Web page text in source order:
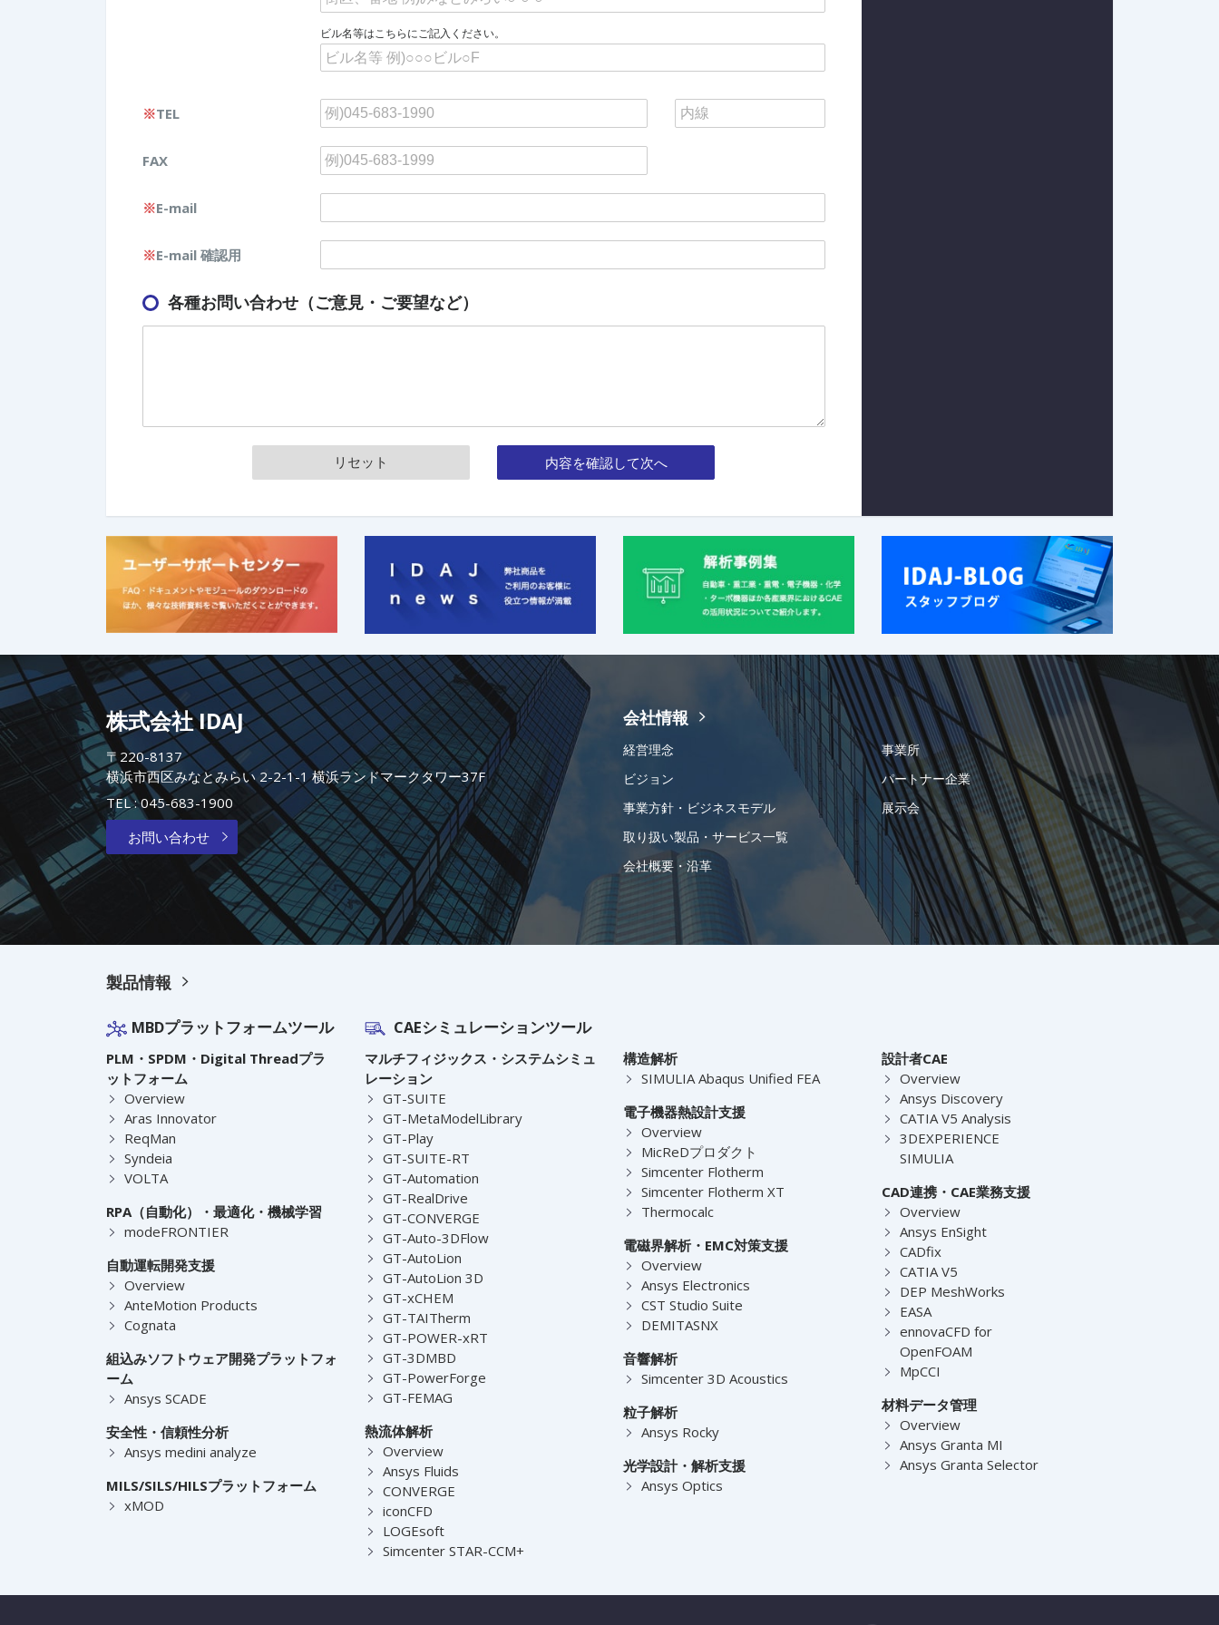
ビル名等はこちらにご記入ください。
※TEL
FAX
※E-mail
※E-mail 確認用
各種お問い合わせ（ご意見・ご要望など）
内容を確認して次へ
株式会社 IDAJ
〒220-8137
横浜市西区みなとみらい 2-2-1-1 横浜ランドマークタワー37F
TEL :045-683-1900
お問い合わせ
会社情報
経営理念
ビジョン
事業方針・ビジネスモデル
取り扱い製品・サービス一覧
会社概要・沿革
事業所
パートナー企業
展示会
製品情報
MBDプラットフォームツール
PLM・SPDM・Digital Threadプラ
ットフォーム
Overview
Aras Innovator
ReqMan
Syndeia
VOLTA
RPA（自動化）・最適化・機械学習
modeFRONTIER
自動運転開発支援
Overview
AnteMotion Products
Cognata
組込みソフトウェア開発プラットフォ
ーム
Ansys SCADE
安全性・信頼性分析
Ansys medini analyze
MILS/SILS/HILSプラットフォーム
xMOD
CAEシミュレーションツール
マルチフィジックス・システムシミュ
レーション
GT-SUITE
GT-MetaModelLibrary
GT-Play
GT-SUITE-RT
GT-Automation
GT-RealDrive
GT-CONVERGE
GT-Auto-3DFlow
GT-AutoLion
GT-AutoLion 3D
GT-xCHEM
GT-TAITherm
GT-POWER-xRT
GT-3DMBD
GT-PowerForge
GT-FEMAG
熱流体解析
Overview
Ansys Fluids
CONVERGE
iconCFD
LOGEsoft
Simcenter STAR-CCM+
構造解析
SIMULIA Abaqus Unified FEA
電子機器熱設計支援
Overview
MicReDプロダクト
Simcenter Flotherm
Simcenter Flotherm XT
Thermocalc
電磁界解析・EMC対策支援
Overview
Ansys Electronics
CST Studio Suite
DEMITASNX
音響解析
Simcenter 3D Acoustics
粒子解析
Ansys Rocky
光学設計・解析支援
Ansys Optics
設計者CAE
Overview
Ansys Discovery
CATIA V5 Analysis
3DEXPERIENCE
SIMULIA
CAD連携・CAE業務支援
Overview
Ansys EnSight
CADfix
CATIA V5
DEP MeshWorks
EASA
ennovaCFD for
OpenFOAM
MpCCI
材料データ管理
Overview
Ansys Granta MI
Ansys Granta Selector